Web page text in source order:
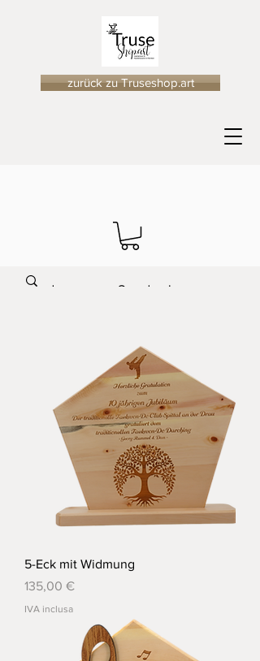
zurück zu Truseshop.art
5-Eck mit Widmung
Prezzo
135,00 €
IVA inclusa